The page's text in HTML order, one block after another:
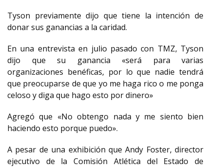
Tyson previamente dijo que tiene la intención de
donar sus ganancias a la caridad.
En una entrevista en julio pasado con TMZ, Tyson
dijo que su ganancia «será para varias
organizaciones benéficas, por lo que nadie tendrá
que preocuparse de que yo me haga rico o me ponga
celoso y diga que hago esto por dinero»
Agregó que «No obtengo nada y me siento bien
haciendo esto porque puedo».
A pesar de una exhibición que Andy Foster, director
ejecutivo de la Comisión Atlética del Estado de